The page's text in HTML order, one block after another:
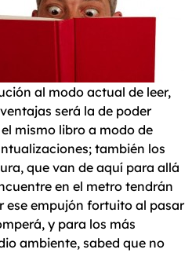
al modo actual de leer,
será la de poder
mismo libro a modo de
también los
que van de aquí para allá
en el metro tendrán
ese empujón fortuito al pasar
y para los más
ambiente, sabed que no